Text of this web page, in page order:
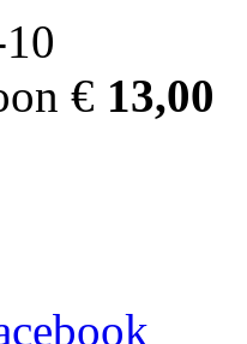
€ 13,00